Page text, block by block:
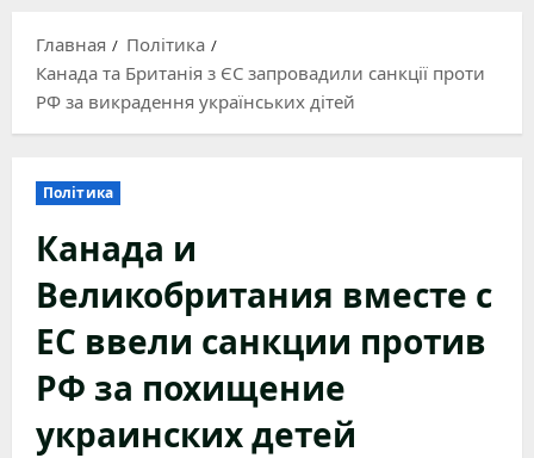
Главная
Політика
Канада та Британія з ЄС запровадили санкції проти
РФ за викрадення українських дітей
Політика
Канада и
Великобритания вместе с
ЕС ввели санкции против
РФ за похищение
украинских детей